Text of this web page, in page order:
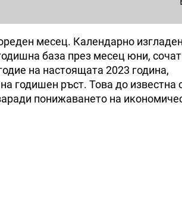
месец. Календарно
база през месец юни,
на настоящата 2023 година,
годишен ръст. Това до известна
понижаването на